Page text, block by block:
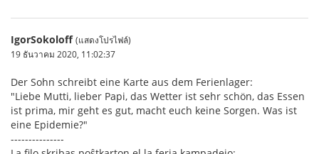
IgorSokoloff (แสดงโปรไฟล์)
19 ธันวาคม 2020, 11:02:37
Der Sohn schreibt eine Karte aus dem Ferienlager:
"Liebe Mutti, lieber Papi, das Wetter ist sehr schön, das Essen
ist prima, mir geht es gut, macht euch keine Sorgen. Was ist
eine Epidemie?"
---------------